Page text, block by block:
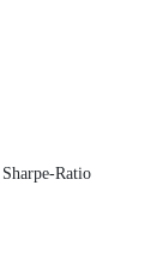
Sharpe-Ratio